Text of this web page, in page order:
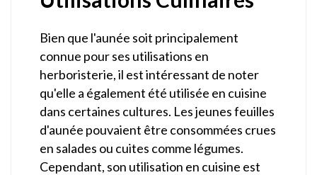
Bien que l'aunée soit principalement
connue pour ses utilisations en
herboristerie, il est intéressant de noter
qu'elle a également été utilisée en cuisine
dans certaines cultures. Les jeunes feuilles
d'aunée pouvaient être consommées crues
en salades ou cuites comme légumes.
Cependant, son utilisation en cuisine est